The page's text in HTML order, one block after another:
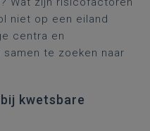
niet op een eiland
centra en
te zoeken naar
kwetsbare